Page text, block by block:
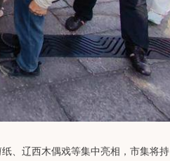
、辽西木偶戏等集中亮相，市集将持